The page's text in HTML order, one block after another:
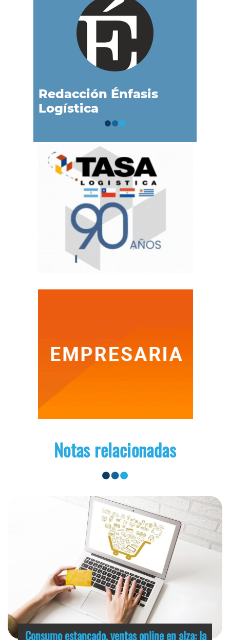
Redacción Énfasis
Logística
Notas relacionadas
Consumo estancado, ventas online en alza: la